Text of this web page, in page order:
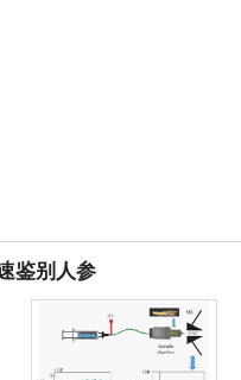
鉴别人参